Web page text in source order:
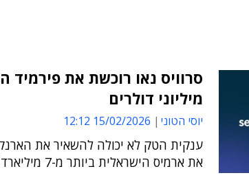
סרוויס נאו רוכשת את פירמיד
מיליוני דולרים
יוסי הטוני 15/02/2026 12:12
ענקית הטק לא יכולה להשאיר את
את ארמיס הישראלית ביותר מ-7 מיליארדים